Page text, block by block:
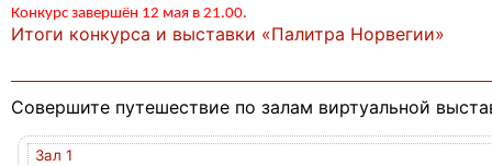
Конкурс завершён 12 мая в 21.00.
Итоги конкурса и выставки «Палитра Норвегии»
Совершите путешествие по залам виртуальной
Зал 1